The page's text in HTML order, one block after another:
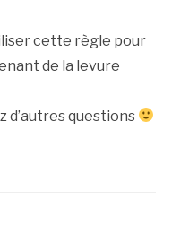
cette règle pour
de la levure
d’autres questions